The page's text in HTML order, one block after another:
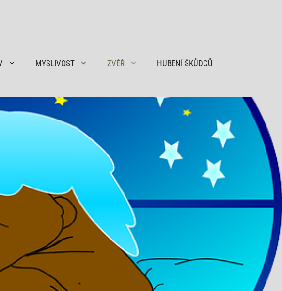
MYSLIVOST ZVĚŘ HUBENÍ ŠKŮDCŮ